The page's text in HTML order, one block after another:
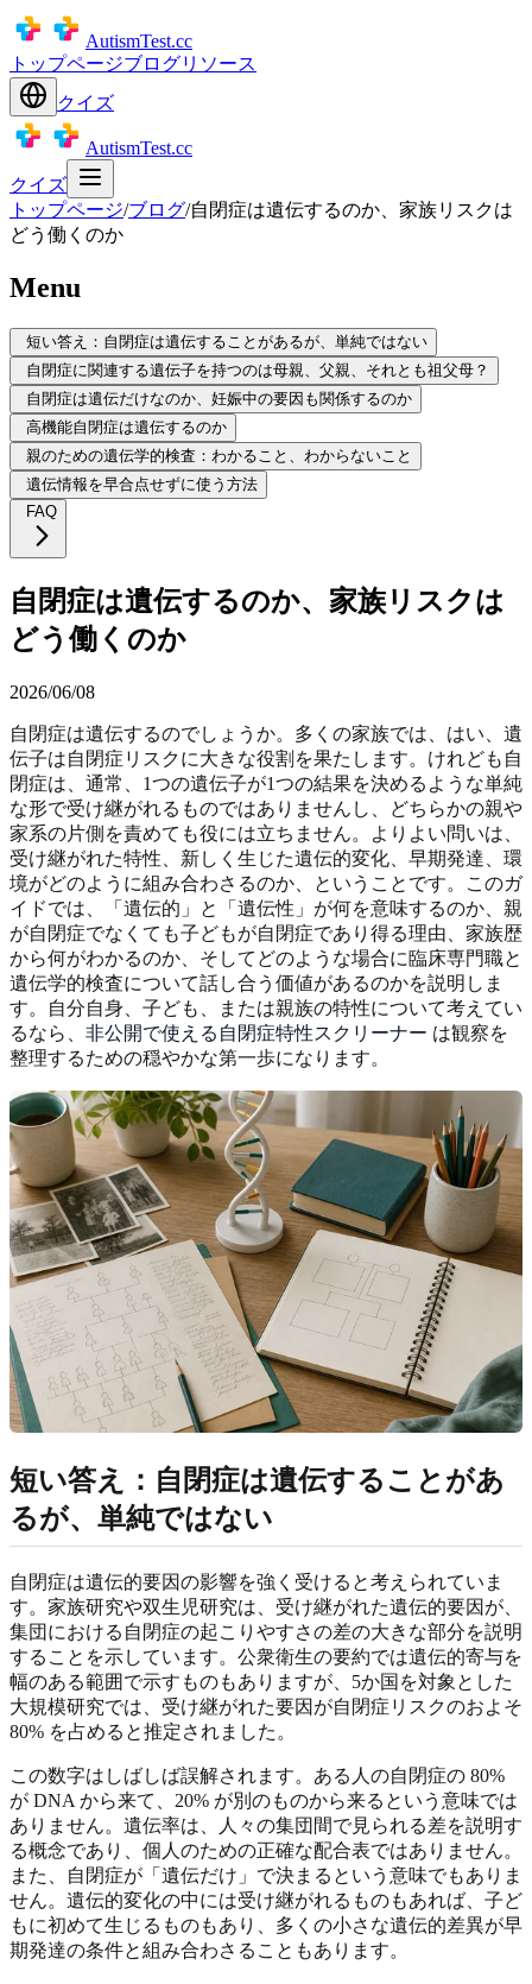
AutismTest.cc
トップページブログリソース
クイズ
AutismTest.cc
クイズ
トップページ/ブログ/自閉症は遺伝するのか、家族リスクは
どう働くのか
Menu
短い答え：自閉症は遺伝することがあるが、単純ではない
自閉症に関連する遺伝子を持つのは母親、父親、それとも祖父母？
自閉症は遺伝だけなのか、妊娠中の要因も関係するのか
高機能自閉症は遺伝するのか
親のための遺伝学的検査：わかること、わからないこと
遺伝情報を早合点せずに使う方法
FAQ
自閉症は遺伝するのか、家族リスクは
どう働くのか
2026/06/08
自閉症は遺伝するのでしょうか。多くの家族では、はい、遺
伝子は自閉症リスクに大きな役割を果たします。けれども自
閉症は、通常、1つの遺伝子が1つの結果を決めるような単純
な形で受け継がれるものではありませんし、どちらかの親や
家系の片側を責めても役には立ちません。よりよい問いは、
受け継がれた特性、新しく生じた遺伝的変化、早期発達、環
境がどのように組み合わさるのか、ということです。このガ
イドでは、「遺伝的」と「遺伝性」が何を意味するのか、親
が自閉症でなくても子どもが自閉症であり得る理由、家族歴
から何がわかるのか、そしてどのような場合に臨床専門職と
遺伝学的検査について話し合う価値があるのかを説明しま
す。自分自身、子ども、または親族の特性について考えてい
るなら、 非公開で使える自閉症特性スクリーナー は観察を
整理するための穏やかな第一歩になります。
短い答え：自閉症は遺伝することがあ
るが、単純ではない
自閉症は遺伝的要因の影響を強く受けると考えられていま
す。家族研究や双生児研究は、受け継がれた遺伝的要因が、
集団における自閉症の起こりやすさの差の大きな部分を説明
することを示しています。公衆衛生の要約では遺伝的寄与を
幅のある範囲で示すものもありますが、5か国を対象とした
大規模研究では、受け継がれた要因が自閉症リスクのおよそ
80% を占めると推定されました。
この数字はしばしば誤解されます。ある人の自閉症の 80%
が DNA から来て、20% が別のものから来るという意味では
ありません。遺伝率は、人々の集団間で見られる差を説明す
る概念であり、個人のための正確な配合表ではありません。
また、自閉症が「遺伝だけ」で決まるという意味でもありま
せん。遺伝的変化の中には受け継がれるものもあれば、子ど
もに初めて生じるものもあり、多くの小さな遺伝的差異が早
期発達の条件と組み合わさることもあります。